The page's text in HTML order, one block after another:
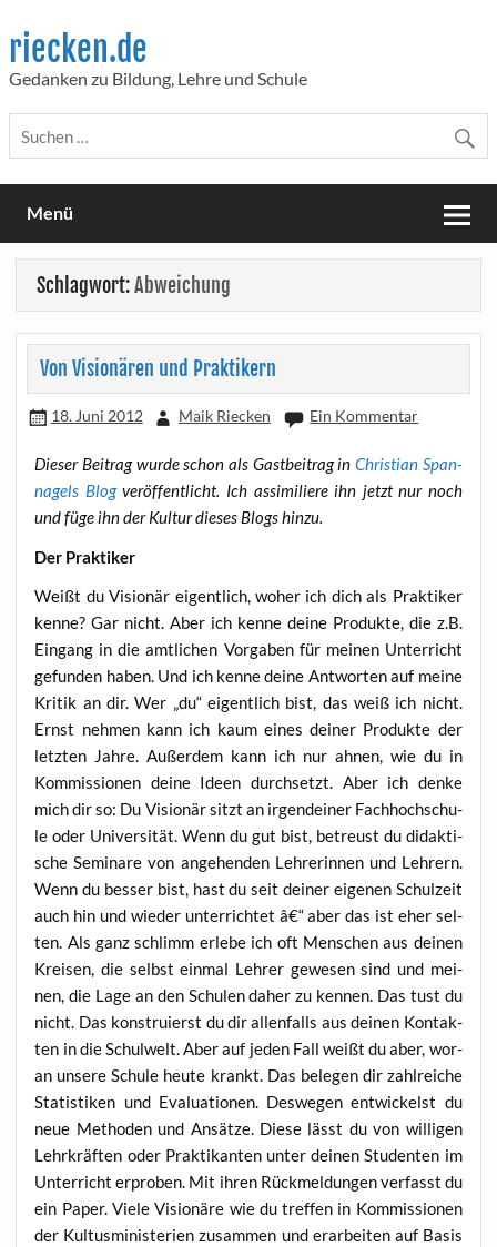
content
riecken.de
Gedanken zu Bildung, Lehre und Schule
Menü
Schlagwort:Abweichung
Von Visionären und Praktikern
18. Juni 2012 Maik Riecken Ein Kommentar
Die­ser Bei­trag wur­de schon als Gast­bei­trag in Chris­ti­an Span­
nagels Blogver­öf­fent­licht. Ich assi­mi­lie­re ihn jetzt nur noch
und füge ihn der Kul­tur die­ses Blogs hinzu.
Der Prak­ti­ker
Weißt du Visio­när eigent­lich, woher ich dich als Prak­ti­ker
ken­ne? Gar nicht. Aber ich ken­ne dei­ne Pro­duk­te, die z.B.
Ein­gang in die amt­li­chen Vor­ga­ben für mei­nen Unter­richt
gefun­den haben. Und ich ken­ne dei­ne Ant­wor­ten auf mei­ne
Kri­tik an dir. Wer „du“ eigent­lich bist, das weiß ich nicht.
Ernst neh­men kann ich kaum eines dei­ner Pro­duk­te der
letz­ten Jah­re. Außer­dem kann ich nur ahnen, wie du in
Kom­mis­sio­nen dei­ne Ideen durch­setzt. Aber ich den­ke
mich dir so: Du Visio­när sitzt an irgend­ei­ner Fach­hoch­schu­
le oder Uni­ver­si­tät. Wenn du gut bist, betreust du didak­ti­
sche Semi­na­re von ange­hen­den Leh­re­rin­nen und Leh­rern.
Wenn du bes­ser bist, hast du seit dei­ner eige­nen Schul­zeit
auch hin und wie­der unter­rich­tet â€“ aber das ist eher sel­
ten. Als ganz schlimm erle­be ich oft Men­schen aus dei­nen
Krei­sen, die selbst ein­mal Leh­rer gewe­sen sind und mei­
nen, die Lage an den Schu­len daher zu ken­nen. Das tust du
nicht. Das kon­stru­ierst du dir allen­falls aus dei­nen Kon­tak­
ten in die Schul­welt. Aber auf jeden Fall weißt du aber, wor­
an unse­re Schu­le heu­te krankt. Das bele­gen dir zahl­rei­che
Sta­tis­ti­ken und Eva­lua­tio­nen. Des­we­gen ent­wi­ckelst du
neue Metho­den und Ansät­ze. Die­se lässt du von wil­li­gen
Lehr­kräf­ten oder Prak­ti­kan­ten unter dei­nen Stu­den­ten im
Unter­richt erpro­ben. Mit ihren Rück­mel­dun­gen ver­fasst du
ein Paper. Vie­le Visio­nä­re wie du tref­fen in Kom­mis­sio­nen
der Kul­tus­mi­nis­te­ri­en zusam­men und erar­bei­ten auf Basis